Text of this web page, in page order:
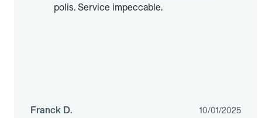
polis. Service impeccable.
Franck D. 10/01/2025